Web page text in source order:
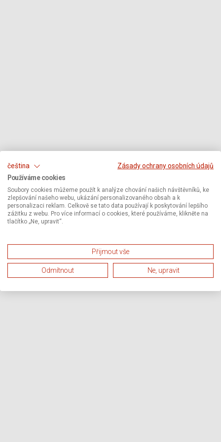
čeština
Zásady ochrany osobních údajů
Používáme cookies
Soubory cookies můžeme použít k analýze chování našich návštěvníků, ke
zlepšování našeho webu, ukázání personalizovaného obsah a k
personalizaci reklam. Celkově se tato data používají k poskytování lepšího
zážitku z webu. Pro více informací o cookies, které používáme, klikněte na
tlačítko „Ne, upravit“.
Přijmout vše
Odmítnout Ne, upravit